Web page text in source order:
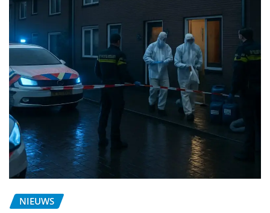
NIEUWS